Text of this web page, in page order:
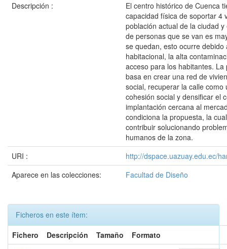
Descripción :
El centro histórico de Cuenca
capacidad física de soportar 4
población actual de la ciudad
de personas que se van es
se quedan, esto ocurre debido
habitacional, la alta
acceso para los habitantes. La
basa en crear una red de
social, recuperar la calle como
cohesión social y densificar el
implantación cercana al
condiciona la propuesta, la
contribuir solucionando
humanos de la zona.
URI :
http://dspace.uazuay.edu.ec/
Aparece en las colecciones:
Facultad de Diseño
Ficheros en este ítem:
Fichero
Descripción Tamaño
Formato